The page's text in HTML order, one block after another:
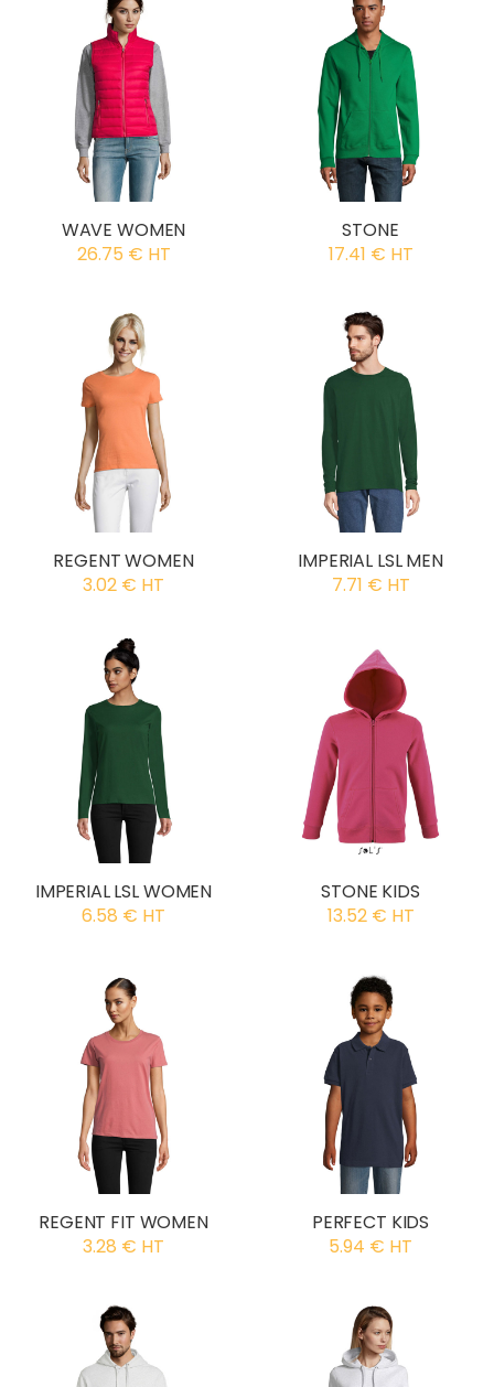
WAVE WOMEN
26.75 € HT
STONE
17.41 € HT
REGENT WOMEN
3.02 € HT
IMPERIAL LSL MEN
7.71 € HT
IMPERIAL LSL WOMEN
6.58 € HT
STONE KIDS
13.52 € HT
REGENT FIT WOMEN
3.28 € HT
PERFECT KIDS
5.94 € HT